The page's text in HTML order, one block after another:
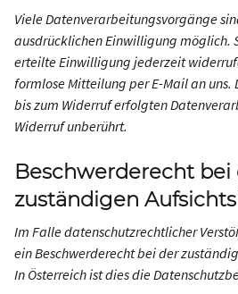
Viele Datenverarbeitungsvorgänge
ausdrücklichen Einwilligung möglich.
erteilte Einwilligung jederzeit
formlose Mitteilung per E-Mail an
bis zum Widerruf erfolgten
Widerruf unberührt.
Beschwerderecht bei
zuständigen
Im Falle datenschutzrechtlicher
ein Beschwerderecht bei der
In Österreich ist dies die